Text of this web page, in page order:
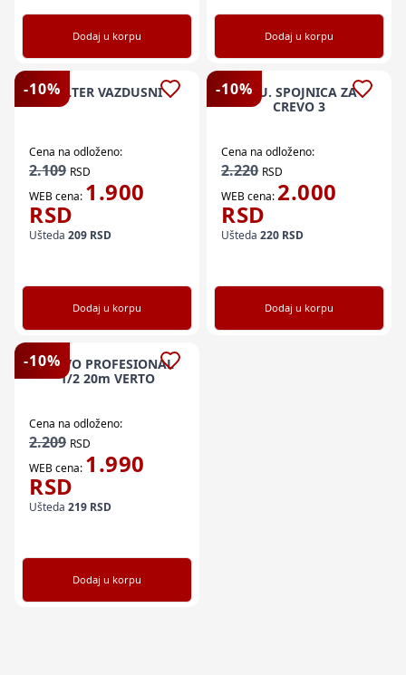
Dodaj u korpu Dodaj u korpu
-10%FILTER VAZDUSNI
Cena na odloženo:
2.109 RSD
WEB cena: 1.900
RSD
Ušteda 209 RSD
Dodaj u korpu
-10%
ALU. SPOJNICA ZA
CREVO 3
Cena na odloženo:
2.220 RSD
WEB cena: 2.000
RSD
Ušteda 220 RSD
Dodaj u korpu
-10%
CREVO PROFESIONAL
1/2 20m VERTO
Cena na odloženo:
2.209 RSD
WEB cena: 1.990
RSD
Ušteda 219 RSD
Dodaj u korpu